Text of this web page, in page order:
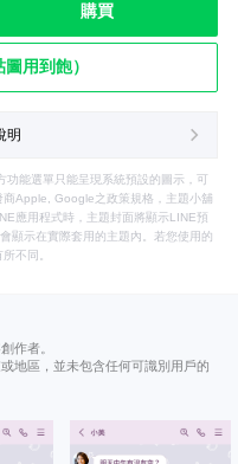
購買
用到飽）
明
能選單只能呈現系統預設的圖示，可
Apple, Google之政策規格，主題小舖
應用程式時，主題封面將顯示LINE預
顯示在實際套用的主題內。若您使用的
不同。
作者。
地區，並未包含任何可識別用戶的